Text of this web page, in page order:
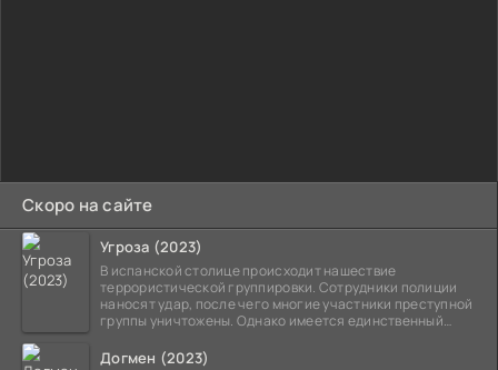
Скоро на сайте
Угроза (2023)
В испанской столице происходит нашествие
террористической группировки. Сотрудники полиции
наносят удар, после чего многие участники преступной
группы уничтожены. Однако имеется единственный
Догмен (2023)